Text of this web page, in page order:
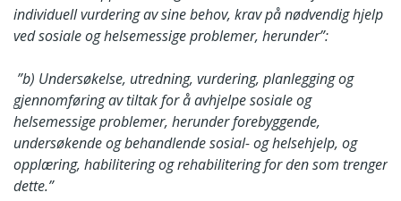
individuell vurdering av sine behov, krav på nødvendig hjelp
ved sosiale og helsemessige problemer, herunder”:
”b) Undersøkelse, utredning, vurdering, planlegging og
gjennomføring av tiltak for å avhjelpe sosiale og
helsemessige problemer, herunder forebyggende,
undersøkende og behandlende sosial- og helsehjelp, og
opplæring, habilitering og rehabilitering for den som trenger
dette.”